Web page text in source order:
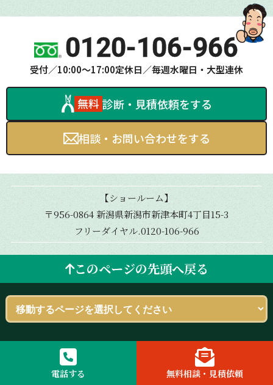
0120-106-966
受付／10:00～17:00定休日／毎週水曜日・大型連休
無料 診断・見積依頼をする
相談・お問い合わせをする
【ショールーム】
〒956-0864 新潟県新潟市新津本町4丁目15-3
フリーダイヤル.0120-106-966
このページの先頭へ戻る
電話する 無料相談・見積依頼